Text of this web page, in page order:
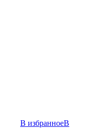
В избранноеВ